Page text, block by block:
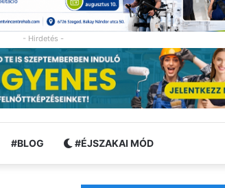
- Hirdetés -
#BLOG #ÉJSZAKAI MÓD